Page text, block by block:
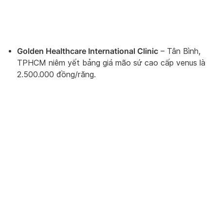
Golden Healthcare International Clinic – Tân Bình,
TPHCM niêm yết bảng giá mão sứ cao cấp venus là
2.500.000 đồng/răng.